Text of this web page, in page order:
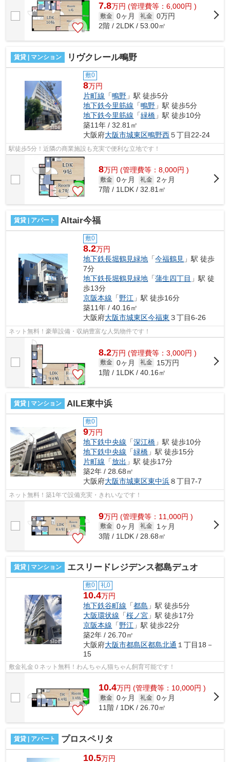
7.8万円 (管理費等：6,000円 )
敷金 0ヶ月 礼金 0万円
2階 / 2LDK / 53.00㎡
賃貸 | マンション リヴクレール鴫野
敷0
8万円
片町線 「鴫野 」駅 徒歩5分
地下鉄今里筋線 「鴫野 」駅 徒歩5分
地下鉄今里筋線 「緑橋 」駅 徒歩10分
築11年 / 32.81㎡
大阪府大阪市城東区鴫野西５丁目22-24
駅徒歩5分！近隣の商業施設も充実で便利な立地です！
8万円 (管理費等：8,000円 )
敷金 0ヶ月 礼金
2ヶ月
7階 / 1LDK / 32.81㎡
賃貸 | アパート Altair今福
敷0
8.2万円
地下鉄長堀鶴見緑地 「今福鶴見 」駅 徒歩
7分
地下鉄長堀鶴見緑地 「蒲生四丁目 」駅 徒
歩13分
京阪本線 「野江 」駅 徒歩16分
築11年 / 40.16㎡
大阪府大阪市城東区今福東 ３丁目6-26
ネット無料！豪華設備・収納豊富な人気物件です！
8.2万円 (管理費等：3,000円 )
敷金 0ヶ月 礼金
15万円
1階 / 1LDK / 40.16㎡
賃貸 | マンション AILE東中浜
敷0
9万円
地下鉄中央線 「深江橋 」駅 徒歩10分
地下鉄中央線 「緑橋 」駅 徒歩15分
片町線 「放出 」駅 徒歩17分
築2年 / 28.68㎡
大阪府大阪市城東区東中浜８丁目7-7
ネット無料！築1年で設備充実・きれいなです！
9万円 (管理費等：11,000円 )
敷金 0ヶ月 礼金
1ヶ月
3階 / 1LDK / 28.68㎡
賃貸 | マンション エスリードレジデンス都島デュオ
敷0 礼0
10.4万円
地下鉄谷町線 「都島 」駅 徒歩5分
大阪環状線 「桜ノ宮 」駅 徒歩17分
京阪本線 「野江 」駅 徒歩22分
築2年 / 26.70㎡
大阪府大阪市都島区都島北通 １丁目18－
15
敷金礼金０ネット無料！わんちゃん猫ちゃん飼育可能です！
10.4万円 (管理費等：10,000円 )
敷金 0ヶ月 礼金 0ヶ月
11階 / 1DK / 26.70㎡
賃貸 | アパート プロスペリタ
10.5万円